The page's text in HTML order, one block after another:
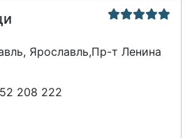
Ярославль,Пр-т Ленина
208 222